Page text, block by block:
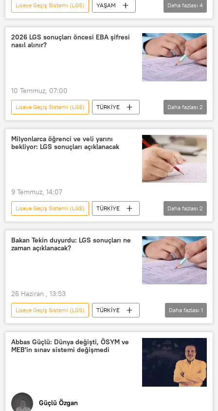
Liseye Geçiş Sistemi (LGS)
YAŞAM
Milli Eğitim Bakanlığı (MEB)
LGS soru iptali
LGS
Daha fazlası 4
2026 LGS sonuçları öncesi EBA şifresi
nasıl alınır?
10 Temmuz, 07:00
Liseye Geçiş Sistemi (LGS)
TÜRKİYE
EBA
Milli Eğitim Bakanlığı (MEB)
Daha fazlası 2
Milyonlarca öğrenci ve veli yarını
bekliyor: LGS sonuçları açıklanacak
9 Temmuz, 14:07
Liseye Geçiş Sistemi (LGS)
TÜRKİYE
Milli Eğitim Bakanlığı (MEB)
sınav sistemi
Daha fazlası 2
Bakan Tekin duyurdu: LGS sonuçları ne
zaman açıklanacak?
26 Haziran , 13:53
Liseye Geçiş Sistemi (LGS)
TÜRKİYE
Yusuf Tekin
Daha fazlası 1
Abbas Güçlü: Dünya değişti, ÖSYM ve
MEB'in sınav sistemi değişmedi
Güçlü Özgan